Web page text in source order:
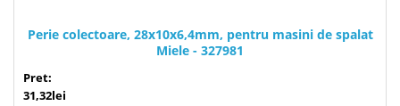
Perie colectoare, 28x10x6,4mm, pentru masini de spalat
Miele - 327981
Pret:
31,32lei